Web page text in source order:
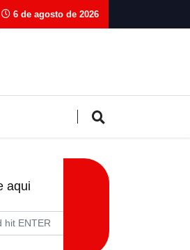
6 de agosto de 2026
aqui